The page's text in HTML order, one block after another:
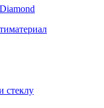
стеклу